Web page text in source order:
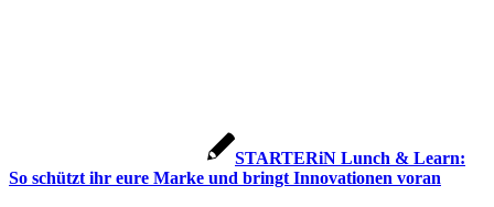
STARTERiN Lunch & Learn:
So schützt ihr eure Marke und bringt Innovationen voran